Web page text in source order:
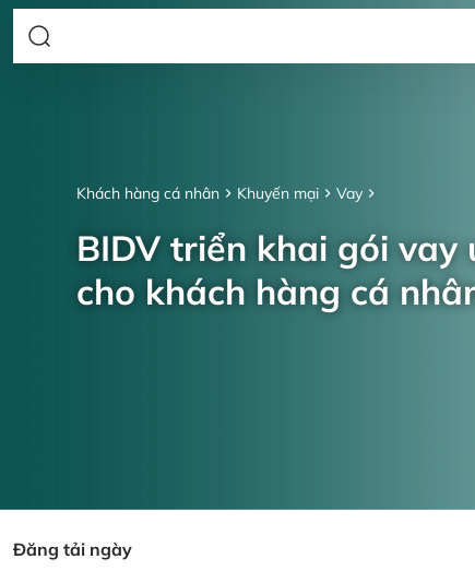
Khách hàng cá nhân Khuyến mại Vay
BIDV triển khai gói vay
cho khách hàng cá
Đăng tải ngày